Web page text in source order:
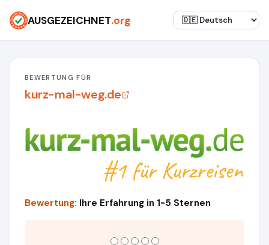
AUSGEZEICHNET.org
BEWERTUNG FÜR
kurz-mal-weg.de
Bewertung: Ihre Erfahrung in 1-5 Sternen